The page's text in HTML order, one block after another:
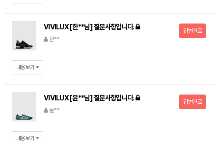
VIVILUX [한**님] 질문사항입니다.
답변완료
한**
내용보기
VIVILUX [윤**님] 질문사항입니다.
답변완료
윤**
내용보기